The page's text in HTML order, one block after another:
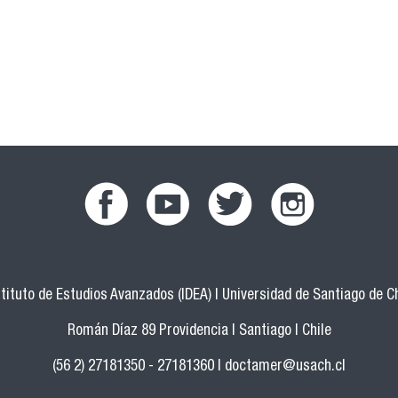
facebook.pngyoutub.pngtwitter.pnginstagram.png
de Estudios Avanzados (IDEA) | Universidad de Santiago de
Román Díaz 89 Providencia | Santiago | Chile
(56 2) 27181350 - 27181360 | doctamer@usach.cl